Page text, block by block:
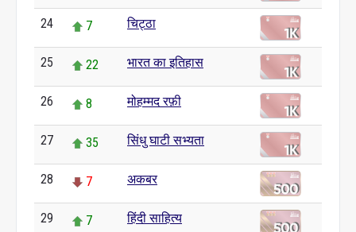
24 7 चिट्ठा
25 22 भारत का इतिहास
26 8 मोहम्मद रफ़ी
27 35 सिंधु घाटी सभ्यता
28 7 अकबर
29 7 हिंदी साहित्य